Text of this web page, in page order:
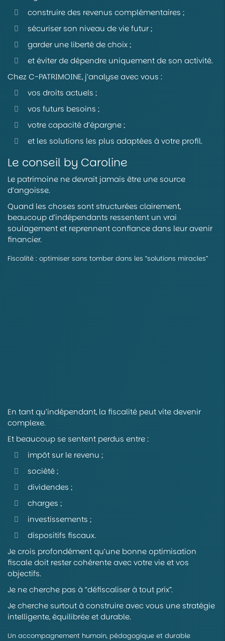
construire des revenus complémentaires ;
sécuriser son niveau de vie futur ;
garder une liberté de choix ;
et éviter de dépendre uniquement de son activité.
Chez C-PATRIMOINE, j’analyse avec vous :
vos droits actuels ;
vos futurs besoins ;
votre capacité d’épargne ;
et les solutions les plus adaptées à votre profil.
Le conseil by Caroline
Le patrimoine ne devrait jamais être une source
d’angoisse.
Quand les choses sont structurées clairement,
beaucoup d’indépendants ressentent un vrai
soulagement et reprennent confiance dans leur avenir
financier.
Fiscalité : optimiser sans tomber dans les “solutions miracles”
En tant qu’indépendant, la fiscalité peut vite devenir
complexe.
Et beaucoup se sentent perdus entre :
impôt sur le revenu ;
société ;
dividendes ;
charges ;
investissements ;
dispositifs fiscaux.
Je crois profondément qu’une bonne optimisation
fiscale doit rester cohérente avec votre vie et vos
objectifs.
Je ne cherche pas à “défiscaliser à tout prix”.
Je cherche surtout à construire avec vous une stratégie
intelligente, équilibrée et durable.
Un accompagnement humain, pédagogique et durable